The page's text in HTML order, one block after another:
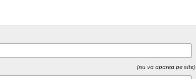
(nu va aparea pe site)